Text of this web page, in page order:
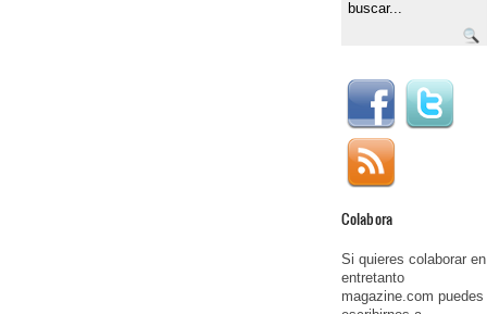
Colabora
Si quieres colaborar en
entretanto
magazine.com puedes